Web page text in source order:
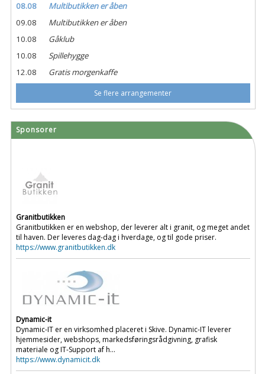
08.08
Multibutikken er åben
09.08
Multibutikken er åben
10.08
Gåklub
10.08
Spillehygge
12.08
Gratis morgenkaffe
Se flere arrangementer
Sponsorer
Granitbutikken
Granitbutikken er en webshop, der leverer alt i granit, og meget andet
til haven. Der leveres dag-dag i hverdage, og til gode priser.
https://www.granitbutikken.dk
Dynamic-it
Dynamic-IT er en virksomhed placeret i Skive. Dynamic-IT leverer
hjemmesider, webshops, markedsføringsrådgivning, grafisk
materiale og IT-Support af h...
https://www.dynamicit.dk